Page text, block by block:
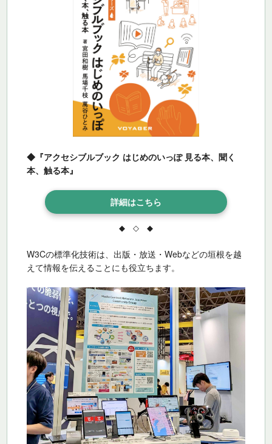
◆『アクセシブルブック はじめのいっぽ 見る本、聞く
本、触る本』
詳細はこちら
◆ ◇ ◆
W3Cの標準化技術は、出版・放送・Webなどの垣根を越
えて情報を伝えることにも役立ちます。